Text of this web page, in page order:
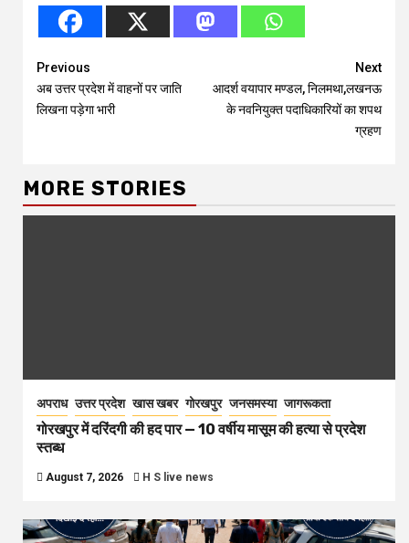
Continue
Reading
Previous
अब उत्तर प्रदेश में वाहनों पर जाति
लिखना पड़ेगा भारी
Next
आदर्श वयापार मण्डल, निलमथा,लखनऊ
के नवनियुक्त पदाधिकारियों का शपथ
ग्रहण
MORE STORIES
अपराध उत्तर प्रदेश खास खबर गोरखपुर जनसमस्या जागरूकता
गोरखपुर में दरिंदगी की हद पार — 10 वर्षीय मासूम की हत्या से प्रदेश
स्तब्ध
August 7, 2026 H S live news